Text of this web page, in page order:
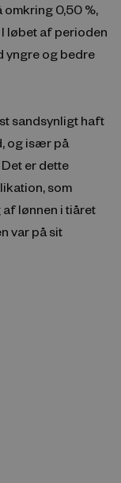
omkring 0,50 %,
I løbet af perioden
yngre og bedre
sandsynligt haft
og især på
er dette
som
lønnen i tiåret
var på sit